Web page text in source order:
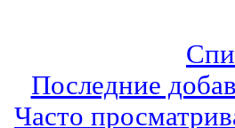
Последние
Часто